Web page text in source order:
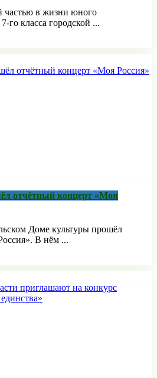
частью в жизни юного
го класса городской ...
отчётный концерт «Моя
Доме культуры прошёл
В нём ...